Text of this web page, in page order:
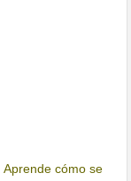
Aprende cómo se